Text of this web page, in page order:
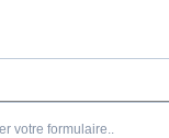
votre formulaire..